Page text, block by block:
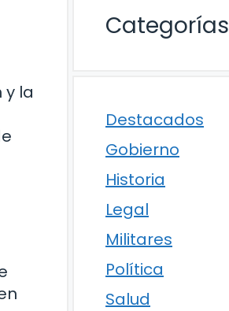
la
Categorías
Destacados
Gobierno
Historia
Legal
Militares
Política
Salud